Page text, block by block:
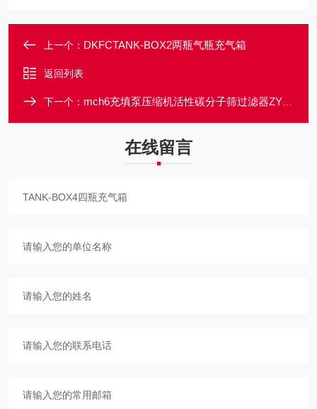
上一个： DKFCTANK-BOX2两瓶气瓶充气箱
返回列表
下一个： mch6充填泵压缩机活性碳分子筛过滤器ZY000788
在线留言